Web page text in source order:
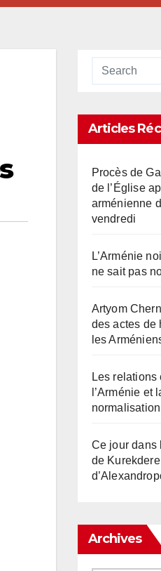
Articles
Procès de
de l’Église
arménienne
vendredi
L’Arménie
ne sait pas
Artyom
des actes de
les
Les
l’Arménie et
normalisation
Ce jour
de
Archives